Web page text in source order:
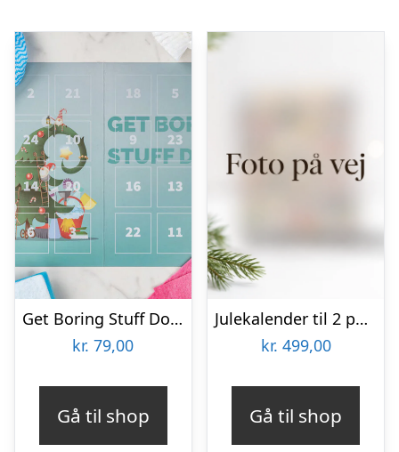
Get Boring Stuff Done Julekalender
kr. 79,00
Gå til shop
Julekalender til 2 personer med fyldte chokolader fra Anker Chokolade
kr. 499,00
Gå til shop